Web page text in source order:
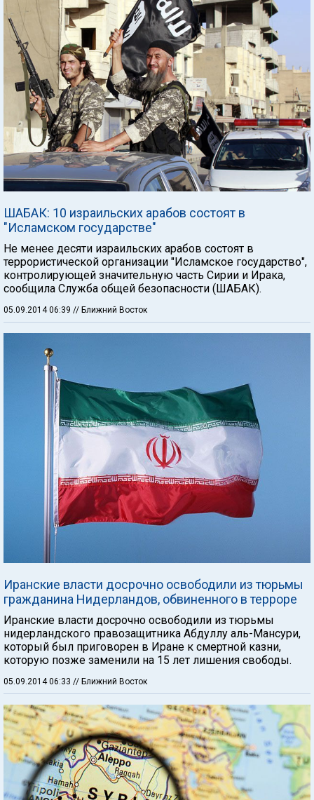
ШАБАК: 10 израильских арабов состоят в
"Исламском государстве"
Не менее десяти израильских арабов состоят в
террористической организации "Исламское государство",
контролирующей значительную часть Сирии и Ирака,
сообщила Служба общей безопасности (ШАБАК).
05.09.2014 06:39 // Ближний Восток
Иранские власти досрочно освободили из тюрьмы
гражданина Нидерландов, обвиненного в терроре
Иранские власти досрочно освободили из тюрьмы
нидерландского правозащитника Абдуллу аль-Мансури,
который был приговорен в Иране к смертной казни,
которую позже заменили на 15 лет лишения свободы.
05.09.2014 06:33 // Ближний Восток